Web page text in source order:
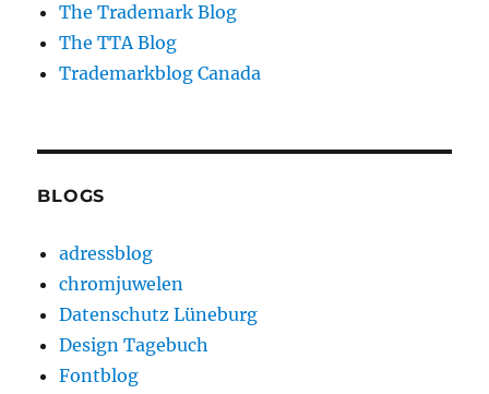
The Trademark Blog
The TTA Blog
Trademarkblog Canada
BLOGS
adressblog
chromjuwelen
Datenschutz Lüneburg
Design Tagebuch
Fontblog